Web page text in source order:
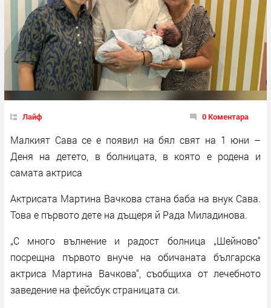
Лайф 0 Коментара
Малкият Сава се е появил на бял свят на 1 юни –
Деня на детето, в болницата, в която е родена и
самата актриса
Актрисата Мартина Вачкова стана баба на внук Сава.
Това е първото дете на дъщеря й Рада Миладинова.
„С много вълнение и радост болница „Шейново“
посрещна първото внуче на обичаната българска
актриса Мартина Вачкова“, съобщиха от лечебното
заведение на фейсбук страницата си.